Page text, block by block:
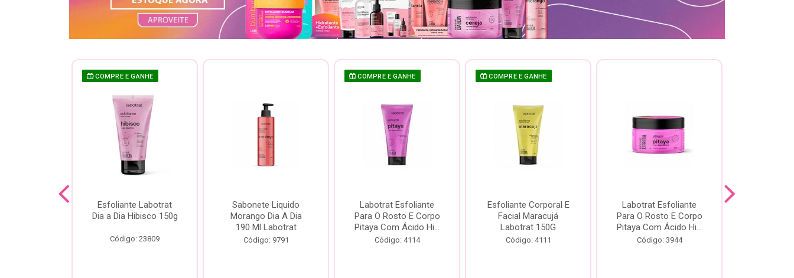
COMPRE E GANHE
Esfoliante Labotrat
Dia a Dia Hibisco 150g
Código: 23809
Sabonete Liquido
Morango Dia A Dia
190 Ml Labotrat
Código: 9791
COMPRE E GANHE
Labotrat Esfoliante
Para O Rosto E Corpo
Pitaya Com Ácido Hi...
Código: 4114
COMPRE E GANHE
Esfoliante Corporal E
Facial Maracujá
Labotrat 150G
Código: 4111
Labotrat Esfoliante
Para O Rosto E Corpo
Pitaya Com Ácido Hi...
Código: 3944